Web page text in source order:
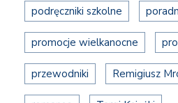
podręczniki szkolne
promocje wielkanocne
przewodniki Remigiusz